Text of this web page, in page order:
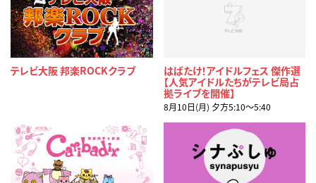
テレビ大阪 邦楽ROCKクラブ
はばたけ！アイドルフェス 傑作選
【人気アイドルたちがテレビ局占
拠ライブを開催】
8月10日(月) 夕方5:10〜5:40